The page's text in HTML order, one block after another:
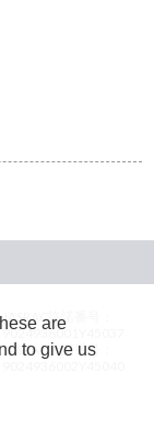
JASRAC許諾番号：
9024936001Y45037
JASRAC許諾番号：
are
to give us